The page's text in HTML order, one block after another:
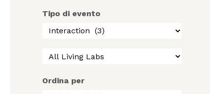
Tipo di evento
Ordina per